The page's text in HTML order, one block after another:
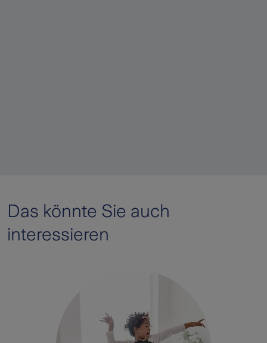
Das könnte Sie auch
interessieren